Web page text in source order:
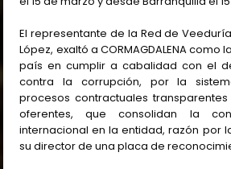
El representante de la Red de
López, exaltó a CORMAGDALENA
país en cumplir a cabalidad con el
contra la corrupción, por la
procesos contractuales
oferentes, que consolidan la
internacional en la entidad, razón por
su director de una placa de